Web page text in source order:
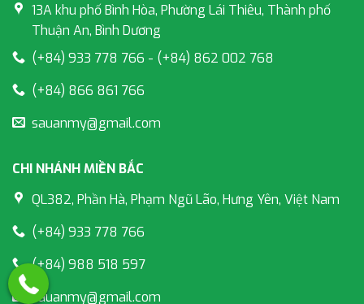
13A khu phố Bình Hòa, Phường Lái Thiêu, Thành phố
Thuận An, Bình Dương
(+84) 933 778 766 - (+84) 862 002 768
(+84) 866 861 766
sauanmy@gmail.com
CHI NHÁNH MIỀN BẮC
QL382, Phần Hà, Phạm Ngũ Lão, Hưng Yên, Việt Nam
(+84) 933 778 766
(+84) 988 518 597
sauanmy@gmail.com